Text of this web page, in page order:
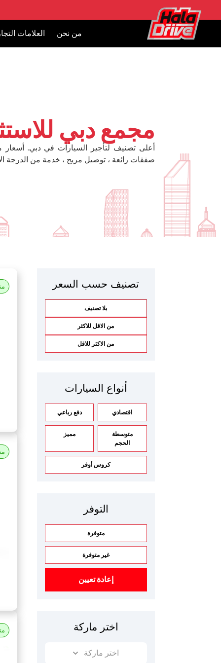
من نحن العلامات
مجمع دبي
أعلى تصنيف لتأجير السيارات في دبي.
صفقات رائعة ، توصيل مريح ، خدمة من الدرجة
تصنيف حسب السعر
بلا تصنيف
من الاقل للاكثر
من الاكثر للاقل
أنواع السيارات
اقتصادي دفع رباعي
متوسطة
الحجم
مميز
كروس أوفر
التوفر
متوفرة
غير متوفرة
إعادة تعيين
اختر ماركة
اختر ماركة